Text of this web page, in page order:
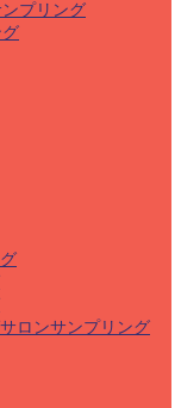
プリング
ロンサンプリング